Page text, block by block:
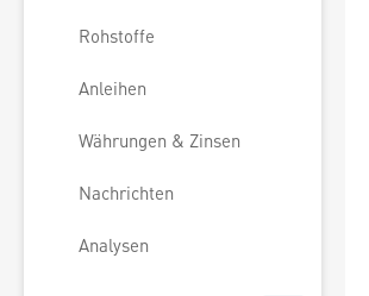
Rohstoffe
Anleihen
Währungen & Zinsen
Nachrichten
Analysen